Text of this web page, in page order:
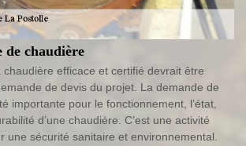
de chaudière
efficace et certifié devrait être
de devis du projet. La demande de
importante pour le fonctionnement, l’état,
d’une chaudière. C’est une activité
une sécurité sanitaire et environnemental.